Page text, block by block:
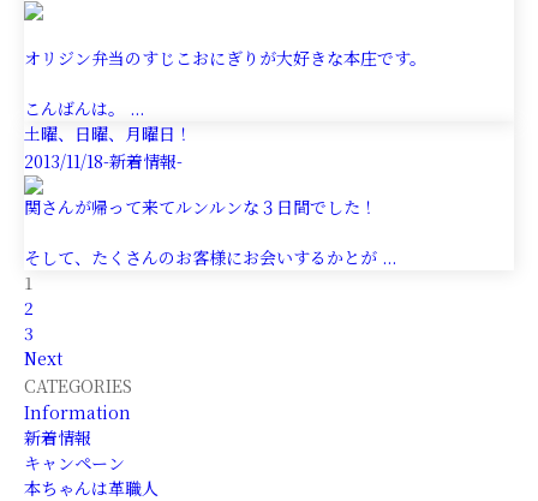
オリジン弁当のすじこおにぎりが大好きな本庄です。
こんばんは。 ...
土曜、日曜、月曜日！
2013/11/18-新着情報-
関さんが帰って来てルンルンな３日間でした！
そして、たくさんのお客様にお会いするかとが ...
1
2
3
Next
CATEGORIES
Information
新着情報
キャンペーン
本ちゃんは革職人